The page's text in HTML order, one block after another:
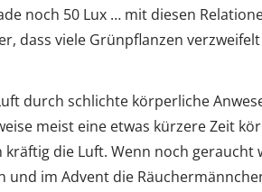
noch 50 Lux … mit diesen
dass viele Grünpflanzen
durch schlichte körperliche
meist eine etwas kürzere Zeit
die Luft. Wenn noch geraucht
und im Advent die